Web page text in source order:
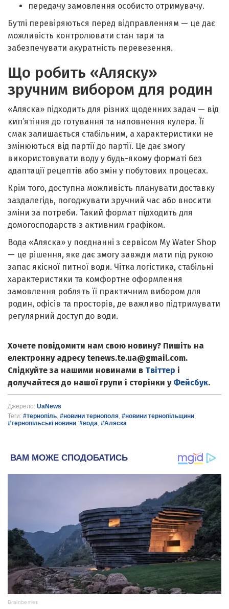
передачу замовлення особисто отримувачу.
Бутлі перевіряються перед відправленням — це дає
можливість контролювати стан тари та
забезпечувати акуратність перевезення.
Що робить «Аляску»
зручним вибором для родин
«Аляска» підходить для різних щоденних задач — від
кип’ятіння до готування та наповнення кулера. Її
смак залишається стабільним, а характеристики не
змінюються від партії до партії. Це дає змогу
використовувати воду у будь-якому форматі без
адаптації рецептів або змін у побутових процесах.
Крім того, доступна можливість планувати доставку
заздалегідь, погоджувати зручний час або вносити
зміни за потреби. Такий формат підходить для
домогосподарств з активним графіком.
Вода «Аляска» у поєднанні з сервісом My Water Shop
— це рішення, яке дає змогу завжди мати під рукою
запас якісної питної води. Чітка логістика, стабільні
характеристики та комфортне оформлення
замовлення роблять її практичним вибором для
родин, офісів та просторів, де важливо підтримувати
регулярний доступ до води.
Хочете повідомити нам свою новину? Пишіть на
електронну адресу tenews.te.ua@gmail.com.
Слідкуйте за нашими новинами в Твіттер і
долучайтеся до нашої групи і сторінки у Фейсбук.
Джерело: UaNews
Теги: #тернопіль, #новини тернополя, #новини тернопільщини,
#тернопільські новини, #вода, #Аляска